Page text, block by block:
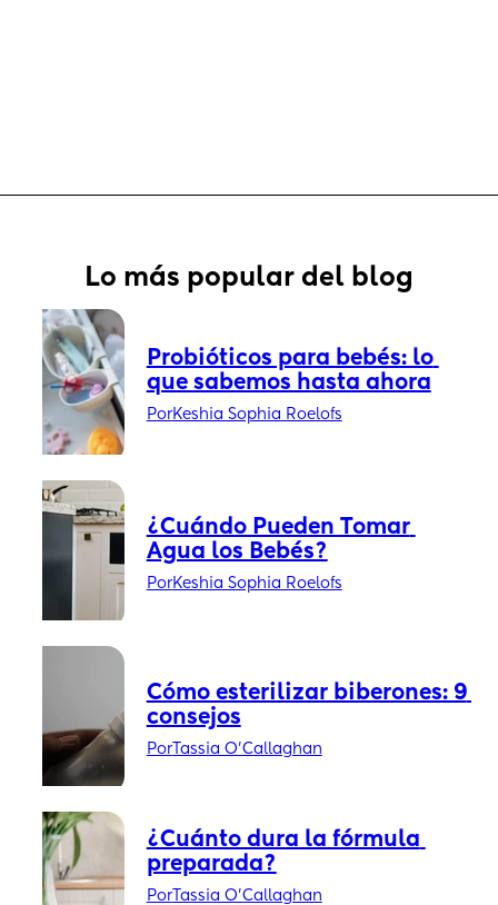
Lo más popular del blog
Probióticos para bebés: lo
que sabemos hasta ahora
PorKeshia Sophia Roelofs
¿Cuándo Pueden Tomar
Agua los Bebés?
PorKeshia Sophia Roelofs
Cómo esterilizar biberones: 9
consejos
PorTassia O'Callaghan
¿Cuánto dura la fórmula
preparada?
PorTassia O'Callaghan